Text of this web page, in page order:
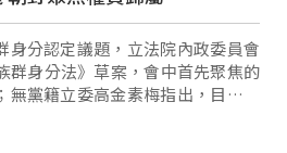
身分認定議題，立法院內政委員會
群身分法》草案，會中首先聚焦的
黨籍立委高金素梅指出，目前平
的法令橫跨多個部會，恐怕不是
建議由行政院擔任主管機關，引